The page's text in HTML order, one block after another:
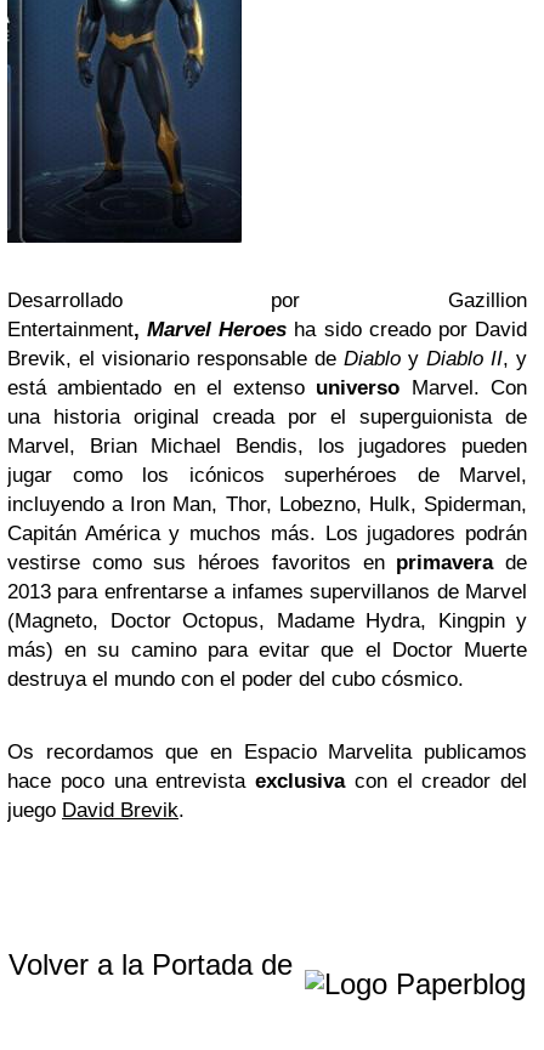
Desarrollado por Gazillion
Entertainment,Marvel Heroes ha sido creado por David
Brevik, el visionario responsable de Diablo y Diablo II, y
está ambientado en el extenso universo Marvel. Con
una historia original creada por el superguionista de
Marvel, Brian Michael Bendis, los jugadores pueden
jugar como los icónicos superhéroes de Marvel,
incluyendo a Iron Man, Thor, Lobezno, Hulk, Spiderman,
Capitán América y muchos más. Los jugadores podrán
vestirse como sus héroes favoritos en primaverade
2013 para enfrentarse a infames supervillanos de Marvel
(Magneto, Doctor Octopus, Madame Hydra, Kingpin y
más) en su camino para evitar que el Doctor Muerte
destruya el mundo con el poder del cubo cósmico.
Os recordamos que en Espacio Marvelita publicamos
hace poco una entrevista exclusivacon el creador del
juego David Brevik.
Volver a la Portada de